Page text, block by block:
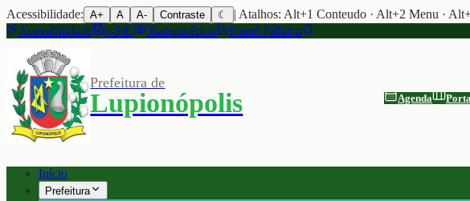
Acessibilidade: A+ A A- Contraste ☾
| Atalhos: Alt+1 Conteudo · Alt+2 Menu ·
Acessibilidade
e-SIC Transparência Painel Público
Prefeitura de
Lupionópolis Agenda
Início
Prefeitura